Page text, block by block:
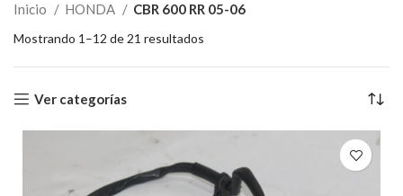
Inicio HONDA CBR 600 RR 05-06
Mostrando 1–12 de 21 resultados
Ver categorías